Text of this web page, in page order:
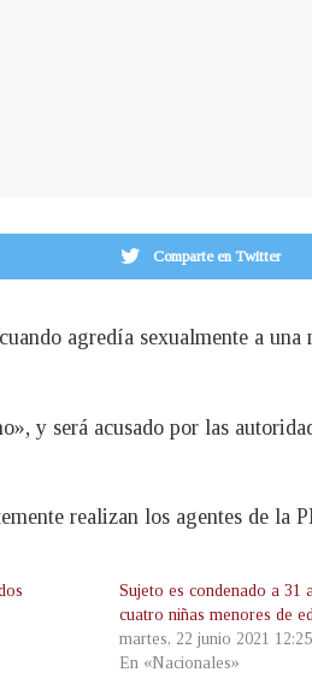
Comparte en Twitter
agredía sexualmente a una
y será acusado por las
realizan los agentes de la
Sujeto es condenado a 31
cuatro niñas menores de
martes, 22 junio 2021
En «Nacionales»